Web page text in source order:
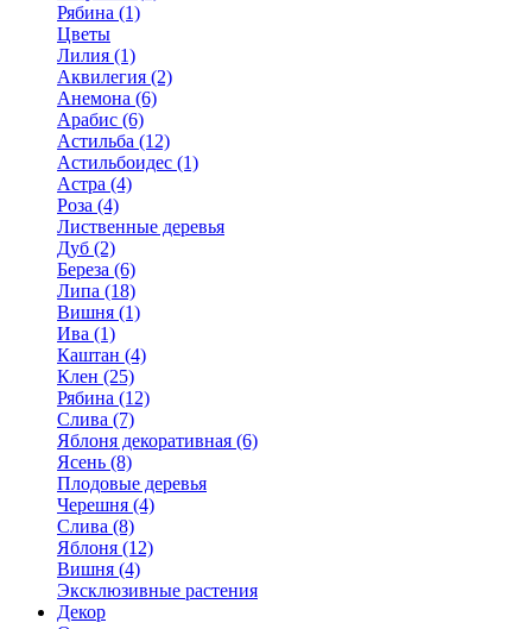
Рябина (1)
Цветы
Лилия (1)
Аквилегия (2)
Анемона (6)
Арабис (6)
Астильба (12)
Астильбоидес (1)
Астра (4)
Роза (4)
Лиственные деревья
Дуб (2)
Береза (6)
Липа (18)
Вишня (1)
Ива (1)
Каштан (4)
Клен (25)
Рябина (12)
Слива (7)
Яблоня декоративная (6)
Ясень (8)
Плодовые деревья
Черешня (4)
Слива (8)
Яблоня (12)
Вишня (4)
Эксклюзивные растения
Декор